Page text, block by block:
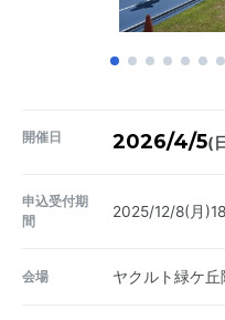
開催日 2026/4/5(
申込受付期
間
2025/12/8(月
会場 ヤクルト緑ケ